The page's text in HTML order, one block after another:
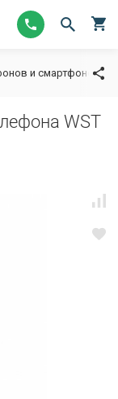
и смартфонов
WST